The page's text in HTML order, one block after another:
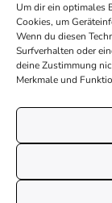
Um dir ein optimales
Cookies, um
Wenn du diesen
Surfverhalten oder
deine Zustimmung
Merkmale und
© 2026